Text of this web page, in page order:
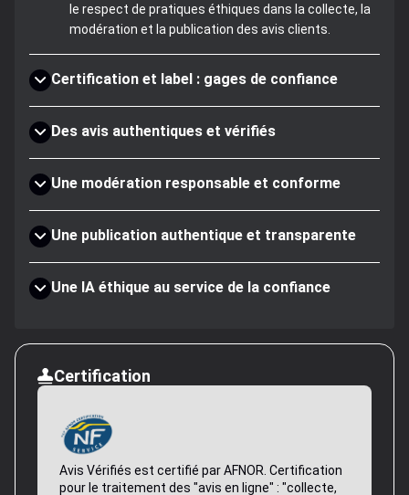
le respect de pratiques éthiques dans la collecte, la
modération et la publication des avis clients.
Certification et label : gages de confiance
Des avis authentiques et vérifiés
Une modération responsable et conforme
Une publication authentique et transparente
Une IA éthique au service de la confiance
Certification
Avis Vérifiés est certifié par AFNOR. Certification
pour le traitement des "avis en ligne" : "collecte,